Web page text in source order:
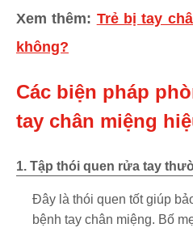
Xem thêm: Trẻ bị tay
không?
Các biện pháp
tay chân miệng
1. Tập thói quen rửa tay
Đây là thói quen tốt giúp
bệnh tay chân miệng. Bố